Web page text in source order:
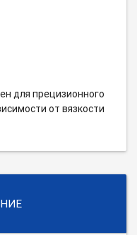
для прецизионного
от вязкости